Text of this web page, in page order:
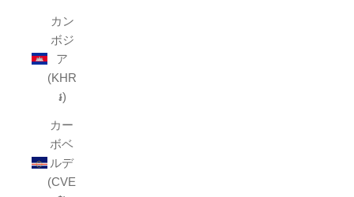
カン
ボジ
ア
(KHR
៛)
カー
ボベ
ルデ
(CVE